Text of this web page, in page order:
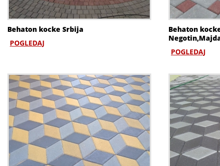
Behaton kocke Srbija
POGLEDAJ
Behaton
POGLEDAJ